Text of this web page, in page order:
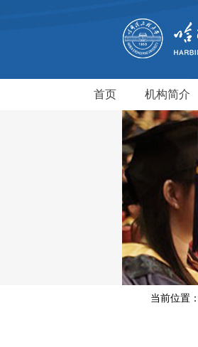
首页 机构简介
当前位置：